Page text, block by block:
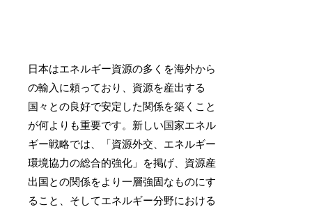
日本はエネルギー資源の多くを海外から
の輸入に頼っており、資源を産出する
国々との良好で安定した関係を築くこと
が何よりも重要です。新しい国家エネル
ギー戦略では、「資源外交、エネルギー
環境協力の総合的強化」を掲げ、資源産
出国との関係をより一層強固なものにす
ること、そしてエネルギー分野における